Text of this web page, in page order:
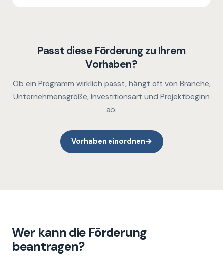
Passt diese Förderung zu Ihrem
Vorhaben?
Ob ein Programm wirklich passt, hängt oft von Branche,
Unternehmensgröße, Investitionsart und Projektbeginn
ab.
Vorhaben einordnen→
Wer kann die Förderung
beantragen?